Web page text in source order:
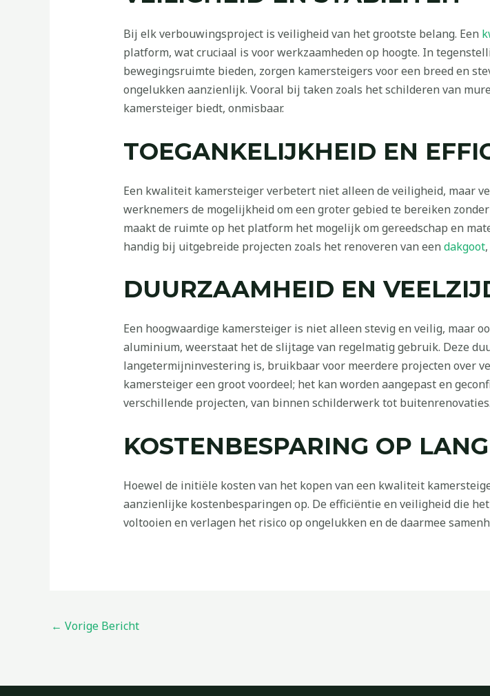
Bij elk verbouwingsproject is veiligheid van het grootste belang. Een
platform, wat cruciaal is voor werkzaamheden op hoogte. In
bewegingsruimte bieden, zorgen kamersteigers voor een breed en
ongelukken aanzienlijk. Vooral bij taken zoals het schilderen van
kamersteiger biedt, onmisbaar.
TOEGANKELIJKHEID EN
Een kwaliteit kamersteiger verbetert niet alleen de veiligheid, maar
werknemers de mogelijkheid om een groter gebied te bereiken
maakt de ruimte op het platform het mogelijk om gereedschap en
handig bij uitgebreide projecten zoals het renoveren van een dakgoot
DUURZAAMHEID EN
Een hoogwaardige kamersteiger is niet alleen stevig en veilig, maar
aluminium, weerstaat het de slijtage van regelmatig gebruik. Deze
langetermijninvestering is, bruikbaar voor meerdere projecten over
kamersteiger een groot voordeel; het kan worden aangepast en
verschillende projecten, van binnen schilderwerk tot buitenrenovaties.
KOSTENBESPARING OP
Hoewel de initiële kosten van het kopen van een kwaliteit
aanzienlijke kostenbesparingen op. De efficiëntie en veiligheid die
voltooien en verlagen het risico op ongelukken en de daarmee
← Vorige Bericht